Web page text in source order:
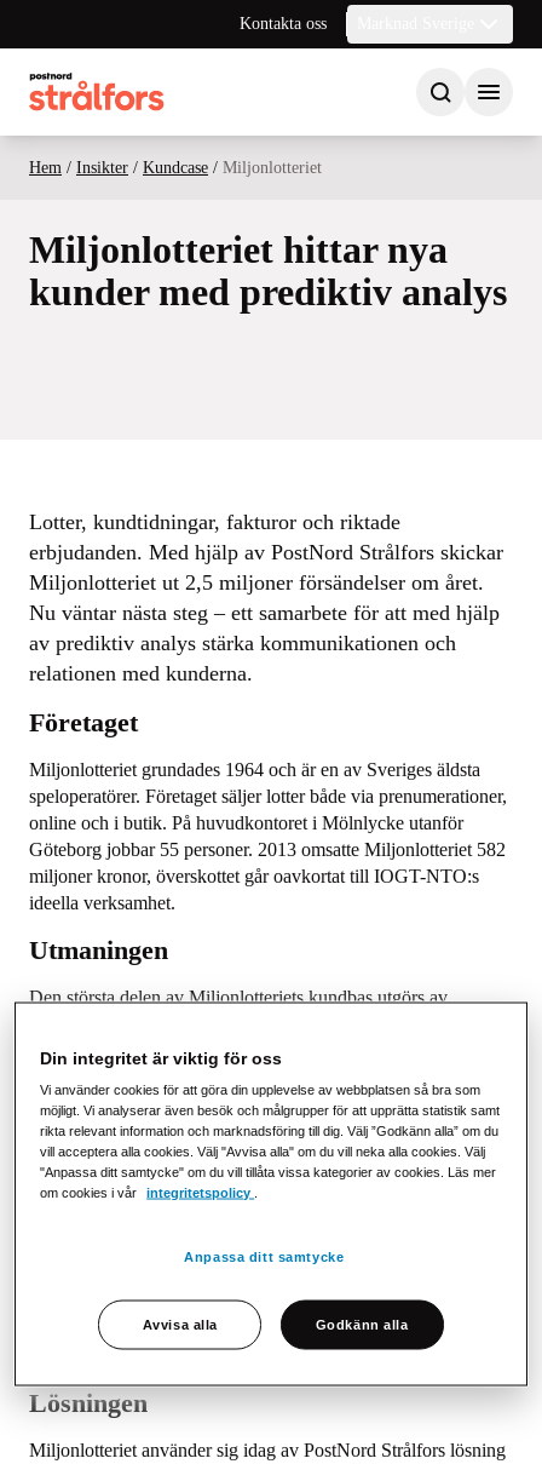
Kontakta oss
Hem / Insikter / Kundcase / Miljonlotteriet
Miljonlotteriet hittar nya
kunder med prediktiv analys
Lotter, kundtidningar, fakturor och riktade
erbjudanden. Med hjälp av PostNord Strålfors skickar
Miljonlotteriet ut 2,5 miljoner försändelser om året.
Nu väntar nästa steg – ett samarbete för att med hjälp
av prediktiv analys stärka kommunikationen och
relationen med kunderna.
Företaget
Miljonlotteriet grundades 1964 och är en av Sveriges äldsta
speloperatörer. Företaget säljer lotter både via prenumerationer,
online och i butik. På huvudkontoret i Mölnlycke utanför
Göteborg jobbar 55 personer. 2013 omsatte Miljonlotteriet 582
miljoner kronor, överskottet går oavkortat till IOGT-NTO:s
ideella verksamhet.
Utmaningen
Den största delen av Miljonlotteriets kundbas utgörs av
om i Sverige sina lotter hemskickade i ett kuvert tillsammans
Fram till 2008 skötte Miljonlotteriet all kuvertering och utskick
i lokalerna i Mölnlycke. Men i takt med att företaget växte
ökade kraven på modernare utrustning och en mer effektiv
helhetslösning. Det hade PostNord Strålfors.
– För oss var det en överlevnadsfråga, det var helt nödvändigt
utvecklingsmöjligheter, både på produkt- och
distributionssidan, säger Jan Erlandsson, COO på
Miljonlotteriet.
Lösningen
Miljonlotteriet använder sig idag av PostNord Strålfors lösning
Din integritet är viktig för oss
Vi använder cookies för att göra din upplevelse av webbplatsen så bra som
möjligt. Vi analyserar även besök och målgrupper för att upprätta statistik samt
rikta relevant information och marknadsföring till dig. Välj ”Godkänn alla” om du
vill acceptera alla cookies. Välj "Avvisa alla" om du vill neka alla cookies. Välj
"Anpassa ditt samtycke" om du vill tillåta vissa kategorier av cookies. Läs mer
om cookies i vår
integritetspolicy
Anpassa ditt samtycke
Avvisa alla Godkänn alla